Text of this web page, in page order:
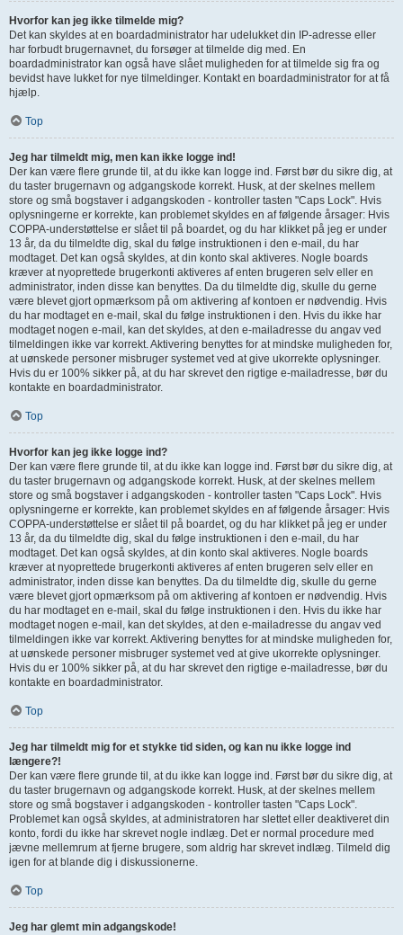
Hvorfor kan jeg ikke tilmelde mig?
Det kan skyldes at en boardadministrator har udelukket din IP-adresse eller
har forbudt brugernavnet, du forsøger at tilmelde dig med. En
boardadministrator kan også have slået muligheden for at tilmelde sig fra og
bevidst have lukket for nye tilmeldinger. Kontakt en boardadministrator for at få
hjælp.
Top
Jeg har tilmeldt mig, men kan ikke logge ind!
Der kan være flere grunde til, at du ikke kan logge ind. Først bør du sikre dig, at
du taster brugernavn og adgangskode korrekt. Husk, at der skelnes mellem
store og små bogstaver i adgangskoden - kontroller tasten "Caps Lock". Hvis
oplysningerne er korrekte, kan problemet skyldes en af følgende årsager: Hvis
COPPA-understøttelse er slået til på boardet, og du har klikket på jeg er under
13 år, da du tilmeldte dig, skal du følge instruktionen i den e-mail, du har
modtaget. Det kan også skyldes, at din konto skal aktiveres. Nogle boards
kræver at nyoprettede brugerkonti aktiveres af enten brugeren selv eller en
administrator, inden disse kan benyttes. Da du tilmeldte dig, skulle du gerne
være blevet gjort opmærksom på om aktivering af kontoen er nødvendig. Hvis
du har modtaget en e-mail, skal du følge instruktionen i den. Hvis du ikke har
modtaget nogen e-mail, kan det skyldes, at den e-mailadresse du angav ved
tilmeldingen ikke var korrekt. Aktivering benyttes for at mindske muligheden for,
at uønskede personer misbruger systemet ved at give ukorrekte oplysninger.
Hvis du er 100% sikker på, at du har skrevet den rigtige e-mailadresse, bør du
kontakte en boardadministrator.
Top
Hvorfor kan jeg ikke logge ind?
Der kan være flere grunde til, at du ikke kan logge ind. Først bør du sikre dig, at
du taster brugernavn og adgangskode korrekt. Husk, at der skelnes mellem
store og små bogstaver i adgangskoden - kontroller tasten "Caps Lock". Hvis
oplysningerne er korrekte, kan problemet skyldes en af følgende årsager: Hvis
COPPA-understøttelse er slået til på boardet, og du har klikket på jeg er under
13 år, da du tilmeldte dig, skal du følge instruktionen i den e-mail, du har
modtaget. Det kan også skyldes, at din konto skal aktiveres. Nogle boards
kræver at nyoprettede brugerkonti aktiveres af enten brugeren selv eller en
administrator, inden disse kan benyttes. Da du tilmeldte dig, skulle du gerne
være blevet gjort opmærksom på om aktivering af kontoen er nødvendig. Hvis
du har modtaget en e-mail, skal du følge instruktionen i den. Hvis du ikke har
modtaget nogen e-mail, kan det skyldes, at den e-mailadresse du angav ved
tilmeldingen ikke var korrekt. Aktivering benyttes for at mindske muligheden for,
at uønskede personer misbruger systemet ved at give ukorrekte oplysninger.
Hvis du er 100% sikker på, at du har skrevet den rigtige e-mailadresse, bør du
kontakte en boardadministrator.
Top
Jeg har tilmeldt mig for et stykke tid siden, og kan nu ikke logge ind
længere?!
Der kan være flere grunde til, at du ikke kan logge ind. Først bør du sikre dig, at
du taster brugernavn og adgangskode korrekt. Husk, at der skelnes mellem
store og små bogstaver i adgangskoden - kontroller tasten "Caps Lock".
Problemet kan også skyldes, at administratoren har slettet eller deaktiveret din
konto, fordi du ikke har skrevet nogle indlæg. Det er normal procedure med
jævne mellemrum at fjerne brugere, som aldrig har skrevet indlæg. Tilmeld dig
igen for at blande dig i diskussionerne.
Top
Jeg har glemt min adgangskode!